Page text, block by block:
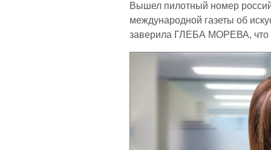
Вышел пилотный номер
международной газеты об
заверила ГЛЕБА МОРЕВА, что